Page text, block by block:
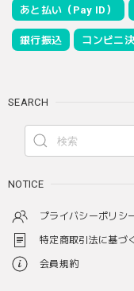
あと払い（Pay ID）
銀行振込 コンビニ
SEARCH
NOTICE
プライバシーポリシ
特定商取引法に基づ
会員規約